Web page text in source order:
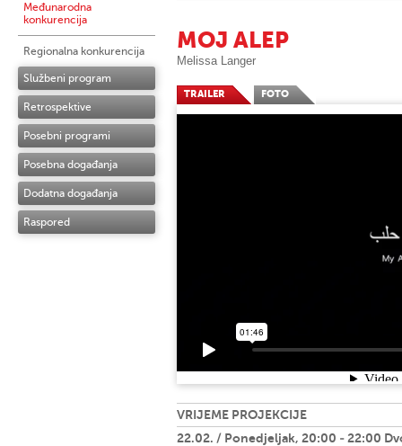
Međunarodna
konkurencija
Regionalna konkurencija
Službeni program
Retrospektive
Posebni programi
Posebna događanja
Dodatna događanja
Raspored
MOJ ALEP
Melissa Langer
TRAILER FOTO
VRIJEME PROJEKCIJE
22.02. / Ponedjeljak, 20:00 - 22:00